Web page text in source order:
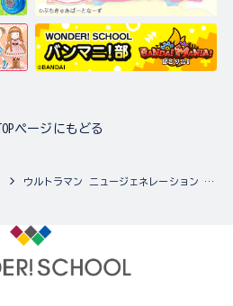
TOPページにもどる
ウルトラマン ニュージェネレーション スターズの動画一覧